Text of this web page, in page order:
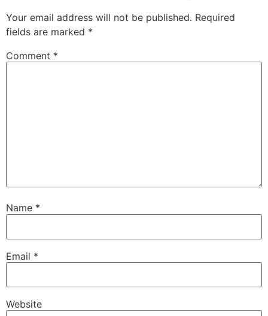
Your email address will not be published. Required
fields are marked *
Comment *
Name *
Email *
Website